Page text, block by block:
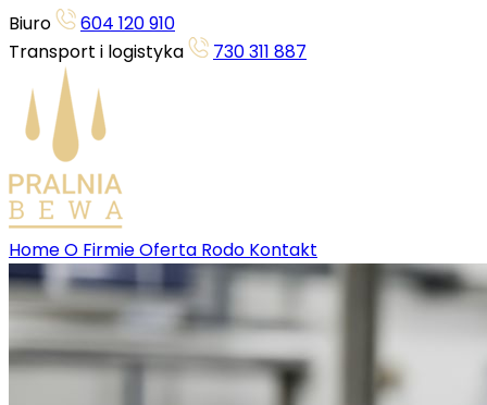
Biuro
604 120 910
Transport i logistyka
730 311 887
HomeO FirmieOferta Rodo Kontakt